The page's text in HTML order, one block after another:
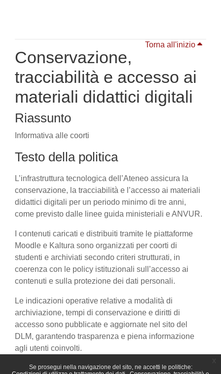
Se prosegui nella navigazione del sito, ne accetti le politiche:
Torna all'inizio
Conservazione,
tracciabilità e accesso ai
materiali didattici digitali
Riassunto
Informativa alle coorti
Testo della politica
L’infrastruttura tecnologica dell’Ateneo assicura la
conservazione, la tracciabilità e l’accesso ai materiali
didattici digitali per un periodo minimo di tre anni,
come previsto dalle linee guida ministeriali e ANVUR.
I contenuti caricati e distribuiti tramite le piattaforme
Moodle e Kaltura sono organizzati per coorti di
studenti e archiviati secondo criteri strutturati, in
coerenza con le policy istituzionali sull’accesso ai
contenuti e sulla protezione dei dati personali.
Le indicazioni operative relative a modalità di
archiviazione, tempi di conservazione e diritti di
accesso sono pubblicate e aggiornate nel sito del
DLM, garantendo trasparenza e piena informazione
agli utenti coinvolti.